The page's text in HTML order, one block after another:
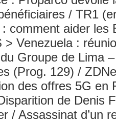
/ TR1
comment aider les
> Venezuela :
Groupe de Lima
(Prog. 129) /
des offres 5G en
de Denis
/ Assassinat d’un